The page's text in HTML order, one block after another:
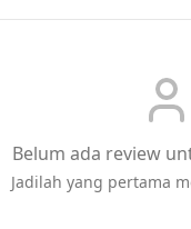
Belum ada review
Jadilah yang pertama